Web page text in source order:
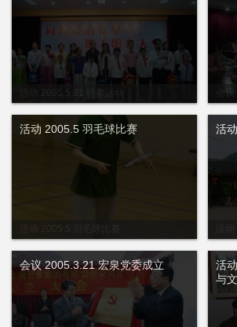
活动 2005.5.31 特教活动 会
活动 2005.5 羽毛球比赛 活
会议 2005.3.21 宏泉党委成立
活
与